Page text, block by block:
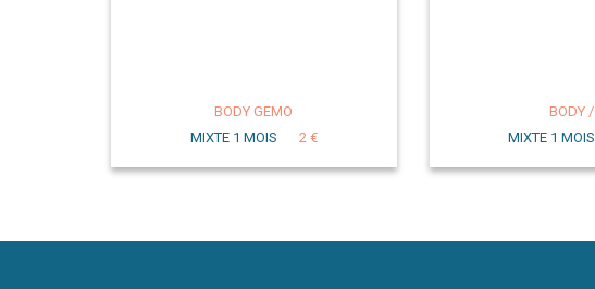
BODY GEMO
MIXTE 1 MOIS
2 €
BODY /
MIXTE 1 MOIS